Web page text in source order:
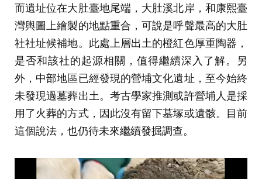
而遺址位在大肚臺地尾端，大肚溪北岸，和康熙臺
灣輿圖上繪製的地點重合，可說是呼聲最高的大肚
社社址候補地。此處上層出土的橙紅色厚重陶器，
是否和該社的起源相關，值得繼續深入了解。另
外，中部地區已經發現的營埔文化遺址，至今始終
未發現過墓葬出土。考古學家推測或許營埔人是採
用了火葬的方式，因此沒有留下墓塚或遺骸。目前
這個說法，也仍待未來繼續發掘調查。